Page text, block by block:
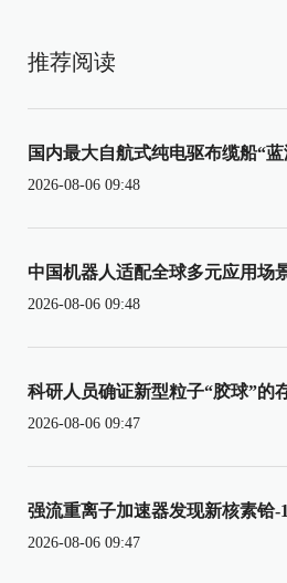
推荐阅读
国内最大自航式纯电驱布缆船“
2026-08-06 09:48
中国机器人适配全球多元应用场
2026-08-06 09:48
科研人员确证新型粒子“胶球”的
2026-08-06 09:47
强流重离子加速器发现新核素铪-
2026-08-06 09:47